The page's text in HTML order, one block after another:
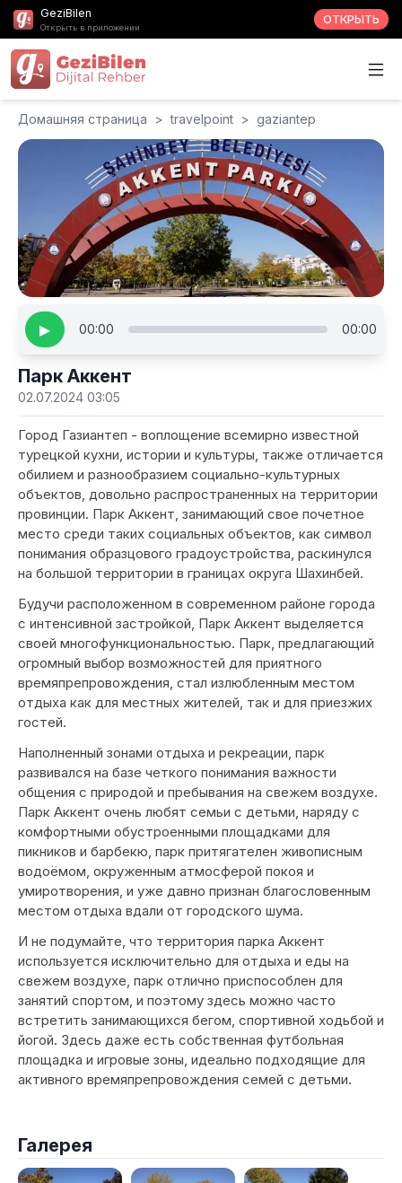
GeziBilen
Открыть в приложении
ОТКРЫТЬ
Домашняя страница > travelpoint > gaziantep
▶ 00:00 00:00
Парк Аккент
02.07.2024 03:05
Город Газиантеп - воплощение всемирно известной
турецкой кухни, истории и культуры, также отличается
обилием и разнообразием социально-культурных
объектов, довольно распространенных на территории
провинции. Парк Аккент, занимающий свое почетное
место среди таких социальных объектов, как символ
понимания образцового градоустройства, раскинулся
на большой территории в границах округа Шахинбей.
Будучи расположенном в современном районе города
с интенсивной застройкой, Парк Аккент выделяется
своей многофункциональностью. Парк, предлагающий
огромный выбор возможностей для приятного
времяпрепровождения, стал излюбленным местом
отдыха как для местных жителей, так и для приезжих
гостей.
Наполненный зонами отдыха и рекреации, парк
развивался на базе четкого понимания важности
общения с природой и пребывания на свежем воздухе.
Парк Аккент очень любят семьи с детьми, наряду с
комфортными обустроенными площадками для
пикников и барбекю, парк притягателен живописным
водоёмом, окруженным атмосферой покоя и
умиротворения, и уже давно признан благословенным
местом отдыха вдали от городского шума.
И не подумайте, что территория парка Аккент
используется исключительно для отдыха и еды на
свежем воздухе, парк отлично приспособлен для
занятий спортом, и поэтому здесь можно часто
встретить занимающихся бегом, спортивной ходьбой и
йогой. Здесь даже есть собственная футбольная
площадка и игровые зоны, идеально подходящие для
активного времяпрепровождения семей с детьми.
Галерея